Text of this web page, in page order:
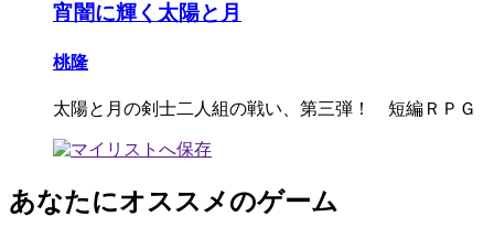
宵闇に輝く太陽と月
桃隆
太陽と月の剣士二人組の戦い、第三弾！ 短編ＲＰＧ
あなたにオススメのゲーム